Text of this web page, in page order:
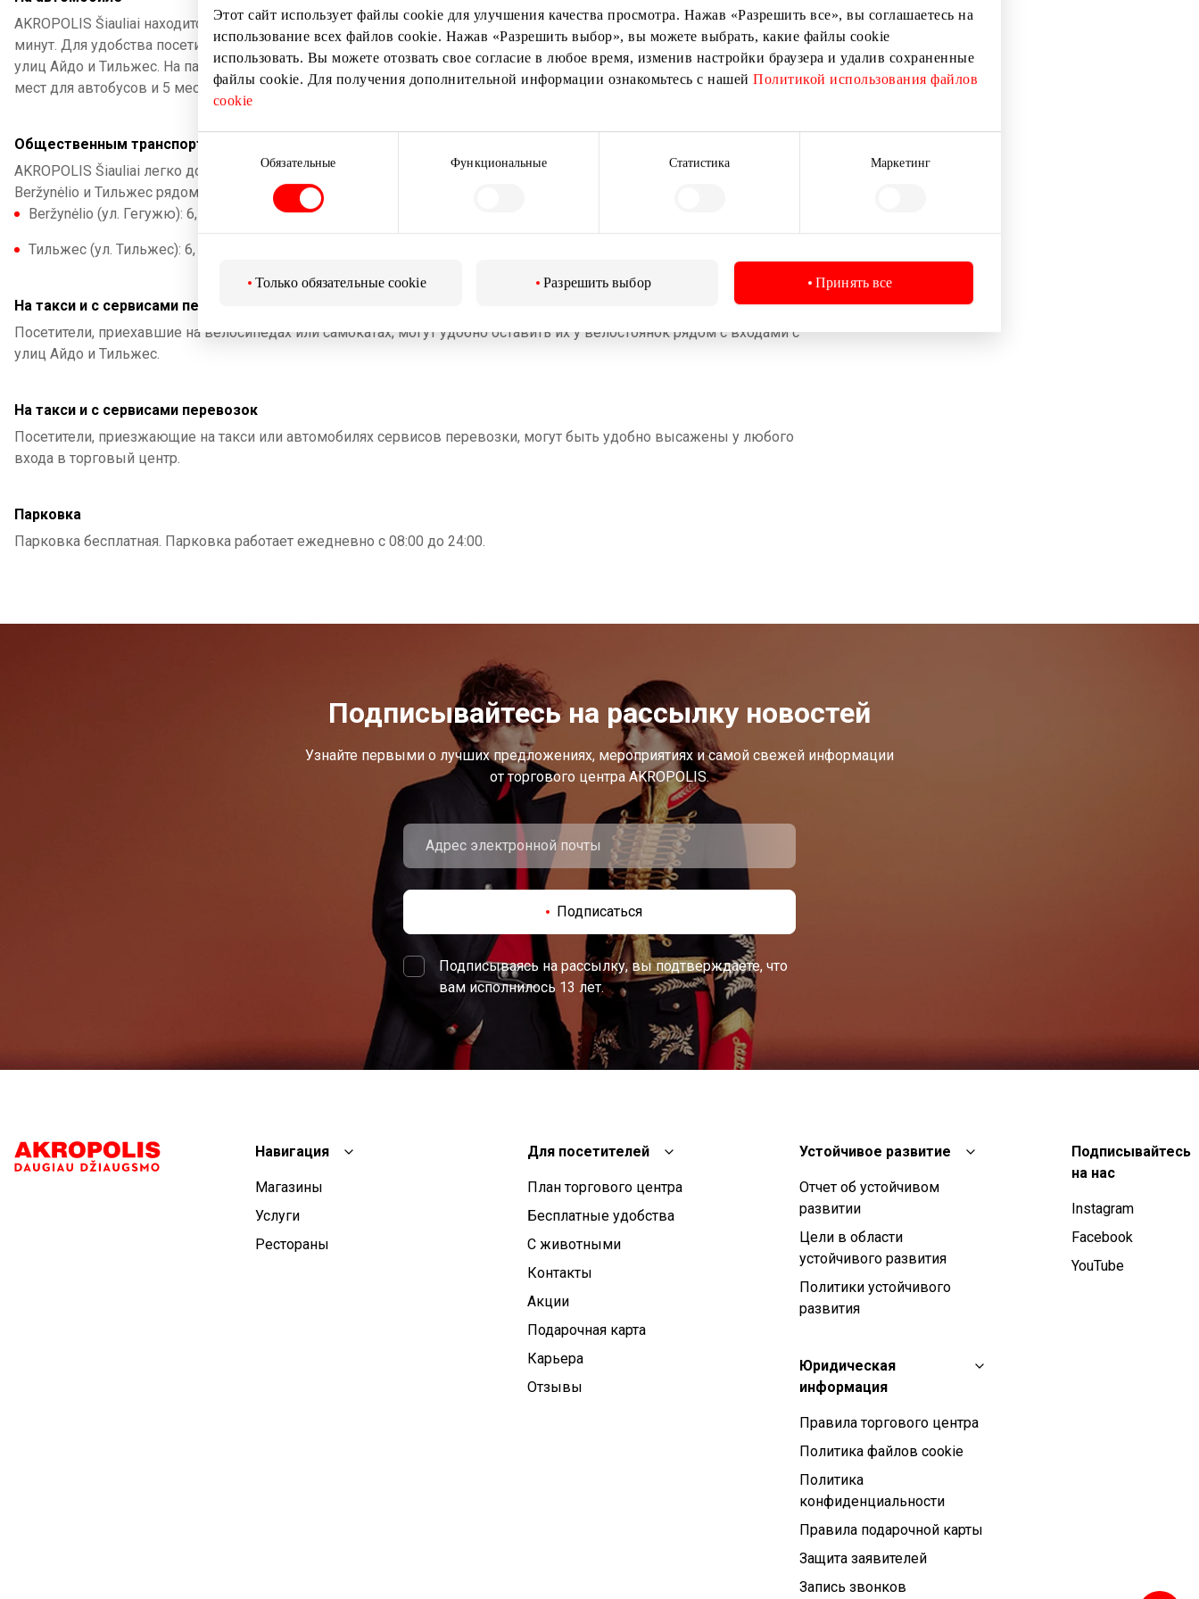
Этот сайт использует файлы cookie для улучшения качества просмотра. Нажав «Разрешить все», вы соглашаетесь на
использование всех файлов cookie. Нажав «Разрешить выбор», вы можете выбрать, какие файлы cookie
использовать. Вы можете отозвать свое согласие в любое время, изменив настройки браузера и удалив сохраненные
файлы cookie. Для получения дополнительной информации ознакомьтесь с нашейПолитикой использования файлов
cookie
Выбор
Обязательные Функциональные Статистика Маркетинг
Только обязательные cookie Разрешить выбор Принять все
AKROPOLIS Šiauliai находится в микрорайоне Дайнай и на автомобиле из центра города можно доехать всего за 7–10
минут. Для удобства посетителей предлагается просторная парковка на 1200 мест, въезд в которую осуществляется с
улиц Айдо и Тильжес. На парковке есть 22 места для людей с ограниченными возможностями, 8 семейных мест, 9
мест для автобусов и 5 мест для велосипедов.
Общественным транспортом
AKROPOLIS Šiauliai легко доступен на автобусах разных маршрутов, которые останавливаются на остановках
Beržynėlio и Тильжес рядом с торговым центром.
Beržynėlio (ул. Гегужю): 6, 10, 10A, 11, 13, 14, 16, 17, 21, 23, 23A, 24
Тильжес (ул. Тильжес): 6, 7, 10, 11, 13, 14, 16, 18, 21
На такси и с сервисами перевозок
Посетители, приехавшие на велосипедах или самокатах, могут удобно оставить их у велостоянок рядом с входами с
улиц Айдо и Тильжес.
На такси и с сервисами перевозок
Посетители, приезжающие на такси или автомобилях сервисов перевозки, могут быть удобно высажены у любого
входа в торговый центр.
Парковка
Парковка бесплатная. Парковка работает ежедневно с 08:00 до 24:00.
Подписывайтесь на рассылку новостей
Узнайте первыми о лучших предложениях, мероприятиях и самой свежей информации
от торгового центра AKROPOLIS.
Подписаться
Подписываясь на рассылку, вы подтверждаете, что
вам исполнилось 13 лет.
Навигация
Магазины
Услуги
Рестораны
Для посетителей
План торгового центра
Бесплатные удобства
С животными
Контакты
Aкции
Подарочная карта
Карьера
Отзывы
Устойчивое развитие
Отчет об устойчивом
развитии
Цели в области
устойчивого развития
Политики устойчивого
развития
Юридическая
информация
Правила торгового центра
Политика файлов cookie
Политика
конфиденциальности
Правила подарочной карты
Защита заявителей
Запись звонков
Подписывайтесь
на нас
Instagram
Facebook
YouTube